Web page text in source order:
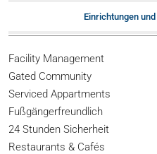
Einrichtungen
Facility Management
Gated Community
Serviced Appartments
Fußgängerfreundlich
24 Stunden Sicherheit
Restaurants & Cafés